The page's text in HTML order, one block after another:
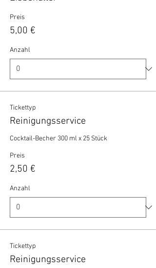
Preis
5,00 €
Anzahl
Tickettyp
Reinigungsservice
Cocktail-Becher 300 ml x 25 Stück
Preis
2,50 €
Anzahl
Tickettyp
Reinigungsservice